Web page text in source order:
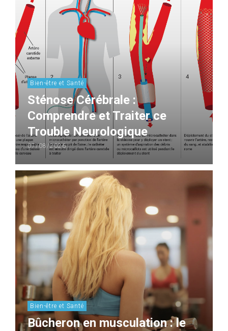
Bien-être et Santé
Sténose Cérébrale :
Comprendre et Traiter ce
Trouble Neurologique
07/08/2026
Bien-être et Santé
Bûcheron en musculation : le